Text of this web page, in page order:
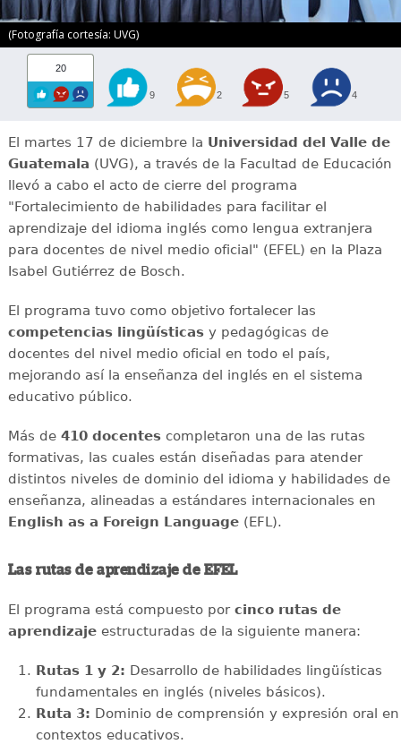
(Fotografía cortesía: UVG)
20
9 2 5 4
El martes 17 de diciembre la Universidad del Valle de
Guatemala (UVG), a través de la Facultad de Educación
llevó a cabo el acto de cierre del programa
"Fortalecimiento de habilidades para facilitar el
aprendizaje del idioma inglés como lengua extranjera
para docentes de nivel medio oficial" (EFEL) en la Plaza
Isabel Gutiérrez de Bosch.
El programa tuvo como objetivo fortalecer las
competencias lingüísticasy pedagógicas de
docentes del nivel medio oficial en todo el país,
mejorando así la enseñanza del inglés en el sistema
educativo público.
Más de 410 docentescompletaron una de las rutas
formativas, las cuales están diseñadas para atender
distintos niveles de dominio del idioma y habilidades de
enseñanza, alineadas a estándares internacionales en
English as a Foreign Language(EFL).
Las rutas de aprendizaje de EFEL
El programa está compuesto por cinco rutas de
aprendizajeestructuradas de la siguiente manera:
Rutas 1 y 2: Desarrollo de habilidades lingüísticas
fundamentales en inglés (niveles básicos).
Ruta 3: Dominio de comprensión y expresión oral en
contextos educativos.